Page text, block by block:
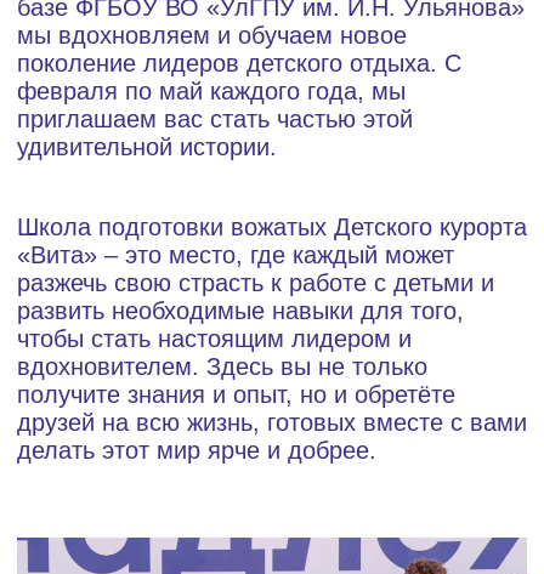
Наши вожатые – это люди, выбравшие путь
сердца и доброты, прошедшие уникальное
обучение от тех, кто знает толк в создании
чудес. Организаторы курсов – это
настоящие мастера своего дела,
испытанные временем и опытом работы на
курорте, а также обладатели свидетельства
непревзойденного мастерства.
ОБУЧЕНИЕ В ШКОЛЕ
ВКЛЮЧАЕТ В СЕБЯ ТРИ
ОСНОВНЫХ БЛОКА